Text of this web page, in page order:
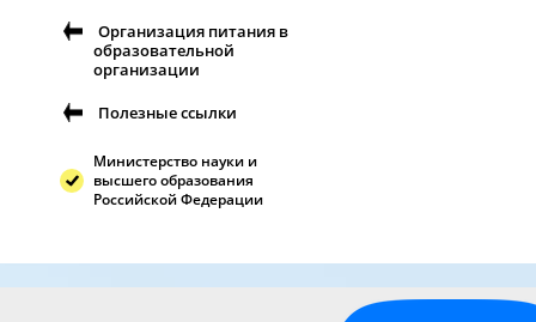
Организация питания в
образовательной
организации
Полезные ссылки
Министерство науки и
высшего образования
Российской Федерации